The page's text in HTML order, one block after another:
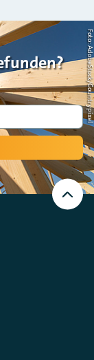
Foto: AdobeStock/Countrypixel
Nach
oben
Scrollen